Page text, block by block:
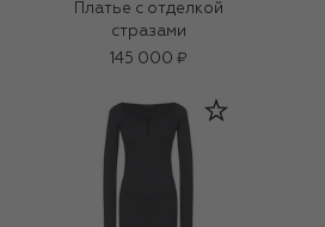
Платье с отделкой
стразами
145 000 ₽